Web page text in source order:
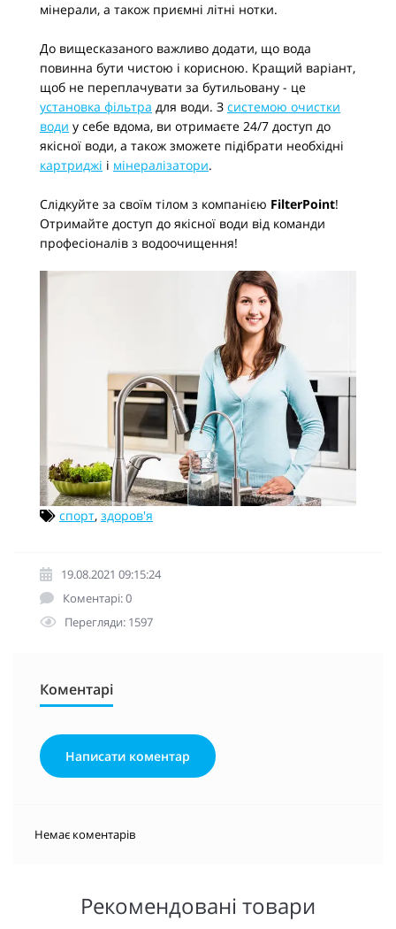
мінерали, а також приємні літні нотки.
До вищесказаного важливо додати, що вода
повинна бути чистою і корисною. Кращий варіант,
щоб не переплачувати за бутильовану - це
установка фільтра для води. З системою очистки
води у себе вдома, ви отримаєте 24/7 доступ до
якісної води, а також зможете підібрати необхідні
картриджі і мінералізатори.
Слідкуйте за своїм тілом з компанією FilterPoint!
Отримайте доступ до якісної води від команди
професіоналів з водоочищення!
спорт, здоров'я
19.08.2021 09:15:24
Коментарі: 0
Перегляди: 1597
Коментарі
Написати коментар
Немає коментарів
Рекомендовані товари